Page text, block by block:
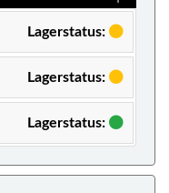
Lagerstatus:
Lagerstatus:
Lagerstatus: